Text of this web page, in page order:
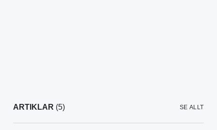
ARTIKLAR (5) SE ALLT